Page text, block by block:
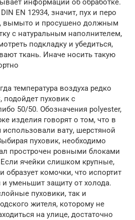
информации об обработке.
EN 12934, значит, пух и перо
вымыто и просушено должным
с натуральным наполнителем,
подкладку и убедиться,
ткань. Иначе носить такую
температура воздуха редко
подойдет пуховик с
50/50. Обозначения polyester,
изделия говорят о том, что в
использовали вату, шерстяной
пуховик, необходимо
прострочен ровными блоками
ячейки слишком крупные,
образует комочки, что испортит
уменьшит защиту от холода.
пуховики, так и
жителя, которому не
на улице, достаточно